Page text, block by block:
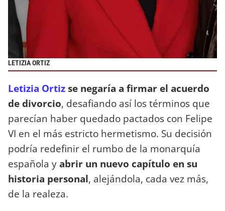
LETIZIA ORTIZ
Letizia Ortizse negaría a firmar el acuerdo
de divorcio, desafiando así los términos que
parecían haber quedado pactados con Felipe
VI en el más estricto hermetismo. Su decisión
podría redefinir el rumbo de la monarquía
española yabrir un nuevo capítulo en su
historia personal, alejándola, cada vez más,
de la realeza.